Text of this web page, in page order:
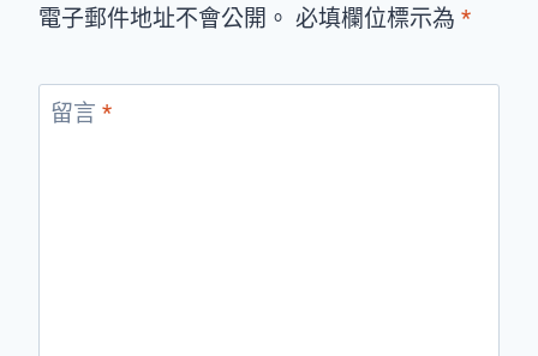
電子郵件地址不會公開。 必填欄位標示為 *
留言 *